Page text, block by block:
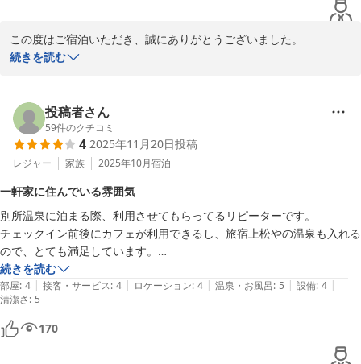
この度はご宿泊いただき、誠にありがとうございました。
また、率直なご感想をお寄せいただき重ねて御礼申し上げます。
当館はゲストハウスのため、設備は必要最低限となっており、ベッ
ドメイキング等もセルフサービスでお願いしております。その点に
つきまして、ご理解のうえご利用いただきありがとうございまし
た。
し訳ございません。
館内では侵入経路となり得る箇所の補修や、忌避剤の散布など対策
を行っておりますが、自然に囲まれた立地のため、どうしても完全
に防ぎきれない場合がございます。お部屋にはガムテープをご用意
しておりますので、見つけた際にはそちらでご対応いただけますと
幸いです。
虫が苦手なお客様にはご不便をおかけする可能性もございますの
で、ご予約の際のご参考にしていただければと存じます。
続きを読む
投稿者さん
59件のクチコミ
4 2025年11月20日投稿
レジャー 家族 2025年10月宿泊
一軒家に住んでいる雰囲気
別所温泉に泊まる際、利用させてもらってるリピーターです。
チェックイン前後にカフェが利用できるし、旅宿上松やの温泉も入れる
ので、とても満足しています。
別所温泉街を散策すれば、食堂や居酒屋などがあり、食事も済ませられ
ます。
別所温泉は泉質も良く、周りにグルメもあるので、また利用させていた
だきます。
続きを読む
部屋: 4 | 接客・サービス: 4 | ロケーション: 4 | 温泉・お風呂: 5 | 設備: 4 |
清潔さ: 5
170